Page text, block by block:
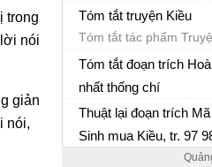
trong
nói
giản
nói,
Nêu hoàn cảnh sáng
Nguyễn Du
Tóm tắt truyện Kiều
Tóm tắt tác phẩm
Tóm tắt đoạn trích
nhất thống chí
Tóm tắt Hoàng Lê nhất
Thuật lại đoạn trích
Sinh mua Kiều, tr. 97
văn xuôi, chú ý miêu
Thuật lại đoạn trích Mã